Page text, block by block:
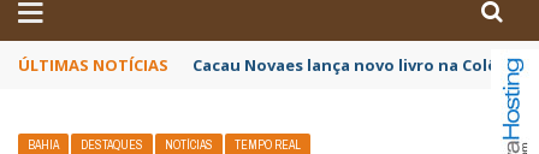
ÚLTIMAS NOTÍCIAS Poetas baianos representam o Brasil no
BAHIA DESTAQUES NOTÍCIAS TEMPO REAL